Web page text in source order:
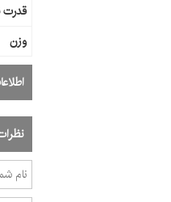
قدرت
وزن